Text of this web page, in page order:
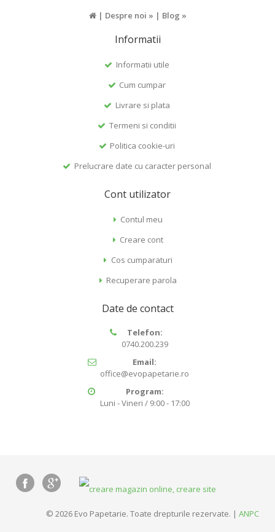
| Despre noi » | Blog »
Informatii
Informatii utile
Cum cumpar
Livrare si plata
Termeni si conditii
Politica cookie-uri
Prelucrare date cu caracter personal
Cont utilizator
Contul meu
Creare cont
Cos cumparaturi
Recuperare parola
Date de contact
Telefon:
0740.200.239
Email:
office@evopapetarie.ro
Program:
Luni - Vineri / 9:00 - 17:00
© 2026 Evo Papetarie. Toate drepturile rezervate. | ANPC